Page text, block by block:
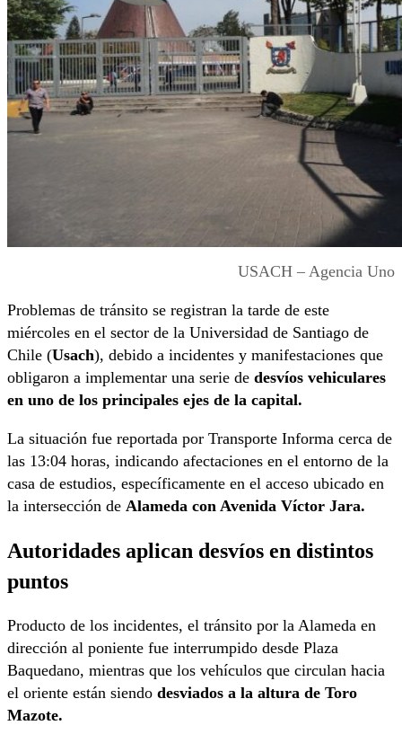
USACH – Agencia Uno
Problemas de tránsito se registran la tarde de este
miércoles en el sector de la Universidad de Santiago de
Chile (Usach), debido a incidentes y manifestaciones que
obligaron a implementar una serie de desvíos vehiculares
en uno de los principales ejes de la capital.
La situación fue reportada por Transporte Informa cerca de
las 13:04 horas, indicando afectaciones en el entorno de la
casa de estudios, específicamente en el acceso ubicado en
la intersección de Alameda con Avenida Víctor Jara.
Autoridades aplican desvíos en distintos
puntos
Producto de los incidentes, el tránsito por la Alameda en
dirección al poniente fue interrumpido desde Plaza
Baquedano, mientras que los vehículos que circulan hacia
el oriente están siendo desviados a la altura de Toro
Mazote.